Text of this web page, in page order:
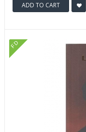
ADD TO CART
FD